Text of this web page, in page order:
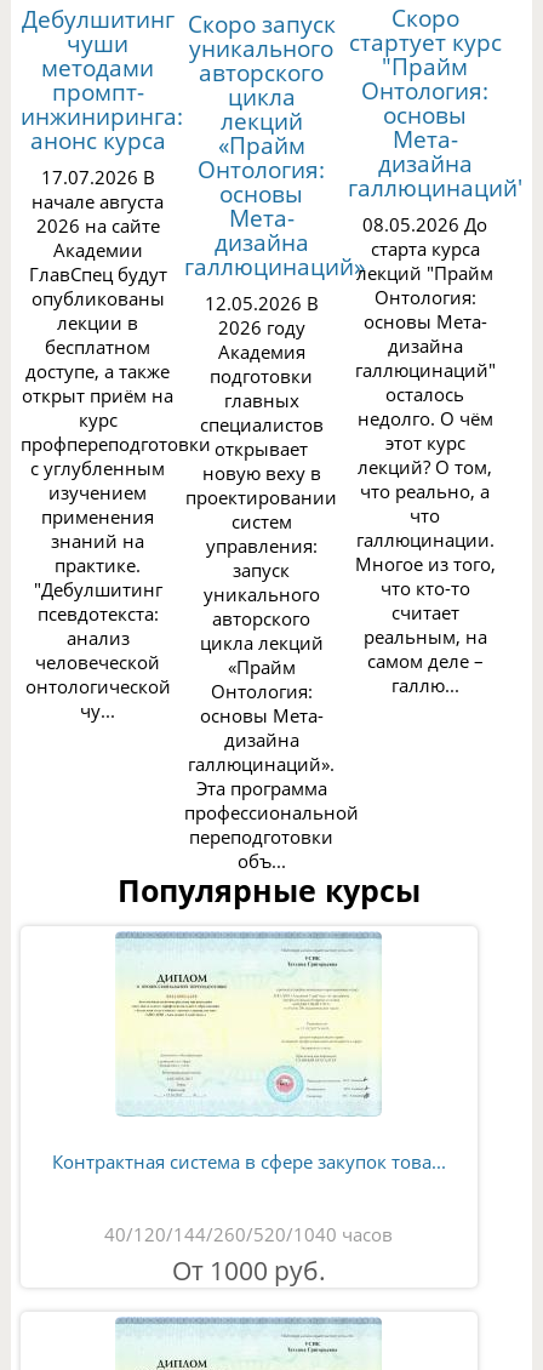
Дебулшитинг
чуши
методами
промпт-
инжиниринга:
анонс курса
17.07.2026 В
начале августа
2026 на сайте
Академии
ГлавСпец будут
опубликованы
лекции в
бесплатном
доступе, а также
открыт приём на
курс
профпереподготовки
с углубленным
изучением
применения
знаний на
практике.
"Дебулшитинг
псевдотекста:
анализ
человеческой
онтологической
чу...
Скоро запуск
уникального
авторского
цикла
лекций
«Прайм
Онтология:
основы
Мета-
дизайна
галлюцинаций»
12.05.2026 В
2026 году
Академия
подготовки
главных
специалистов
открывает
новую веху в
проектировании
систем
управления:
запуск
уникального
авторского
цикла лекций
«Прайм
Онтология:
основы Мета-
дизайна
галлюцинаций».
Эта программа
профессиональной
переподготовки
объ...
Скоро
стартует курс
"Прайм
Онтология:
основы
Мета-
дизайна
галлюцинаций"
08.05.2026 До
старта курса
лекций "Прайм
Онтология:
основы Мета-
дизайна
галлюцинаций"
осталось
недолго. О чём
этот курс
лекций? О том,
что реально, а
что
галлюцинации.
Многое из того,
что кто-то
считает
реальным, на
самом деле –
галлю...
Популярные курсы
Контрактная система в сфере закупок това...
40/120/144/260/520/1040 часов
От 1000 руб.